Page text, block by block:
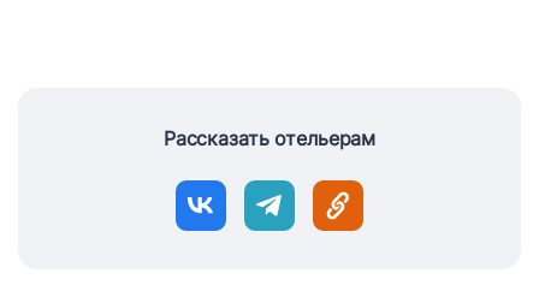
Рассказать отельерам